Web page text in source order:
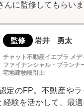
んに監修してもらいま
監修 岩井 勇太
チャット不動産イエプラ メデ
ファイナンシャル・プランナ
宅地建物取引士
定のFP。不動産や
経験を活かして、最適